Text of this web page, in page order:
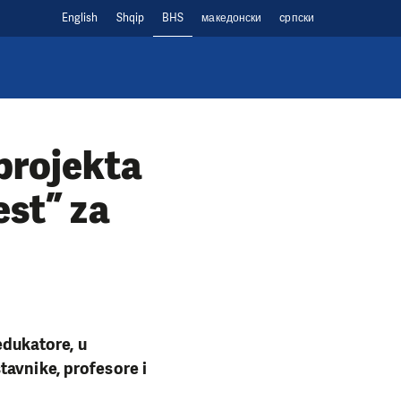
English Shqip BHS македонски cрпски
za
u
profesore i